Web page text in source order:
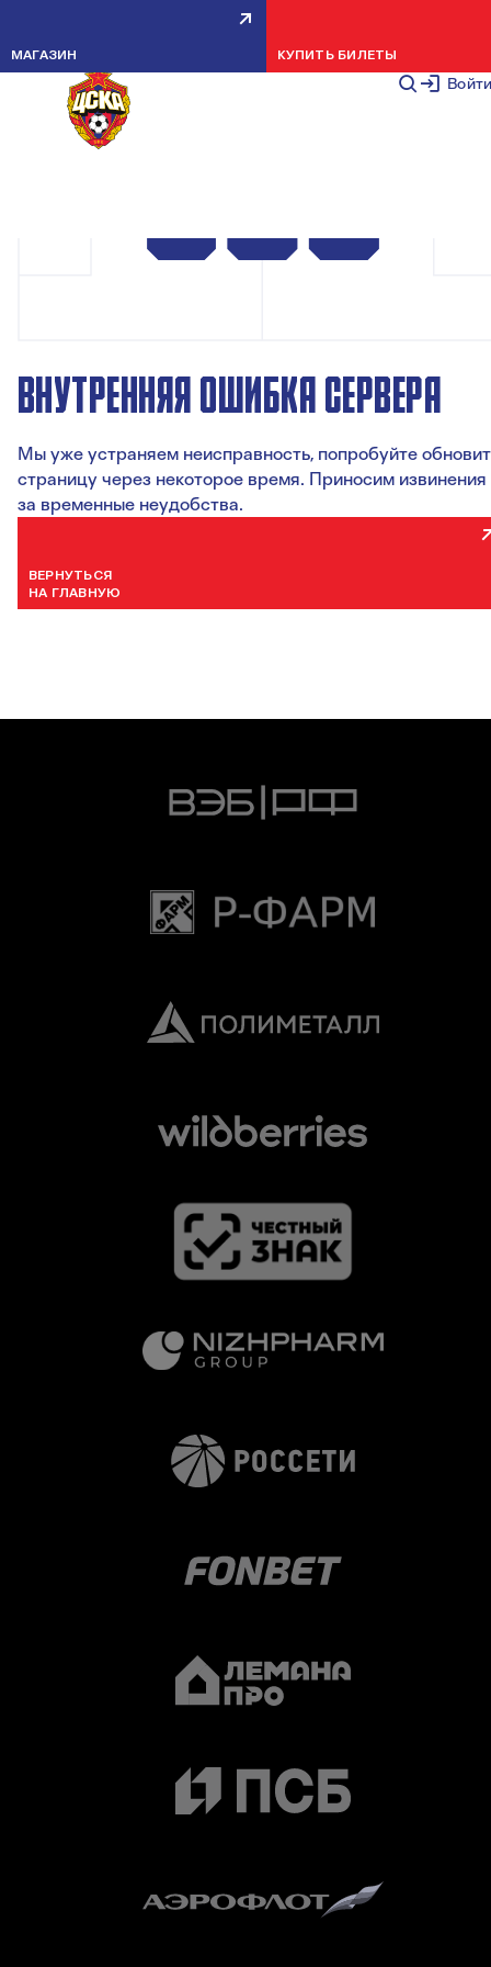
Войти
МАГАЗИН КУПИТЬ БИЛЕТЫ
ВНУТРЕННЯЯ ОШИБКА СЕРВЕРА
Мы уже устраняем неисправность, попробуйте
страницу через некоторое время. Приносим извинения
за временные неудобства.
ВЕРНУТЬСЯ
НА ГЛАВНУЮ